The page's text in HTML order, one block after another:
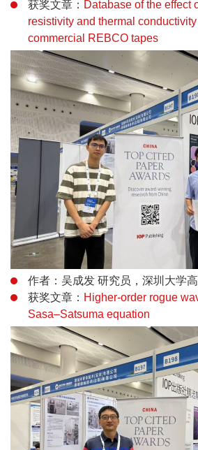
获奖文章： Database of the effect
resistivity and thermal
commercial REBCO tapes
作者：吴成发 研究员，深圳大学高
获奖文章： Higher-order rogue
Sasa–Satsuma equation